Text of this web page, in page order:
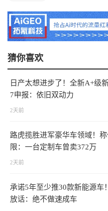
猜你喜欢
日产太想进步了！全新A+级
7申报：依旧双动力
2天前
路虎揽胜进军豪华车领域！
限：一台定制车曾卖372万
2天前
承诺5年至少推30款新能源车
放话：绝不做速成车